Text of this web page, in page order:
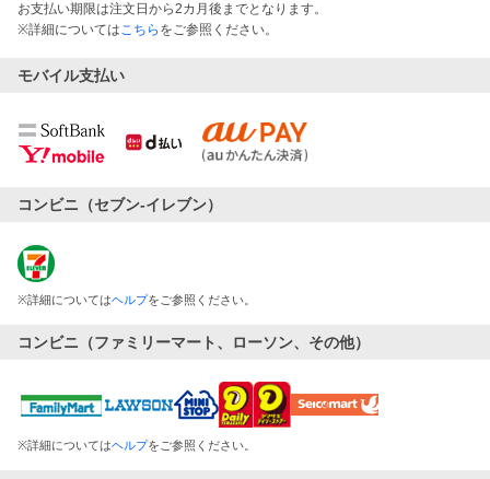
お支払い期限は注文日から2カ月後までとなります。
※詳細についてはこちら をご参照ください。
モバイル支払い
コンビニ（セブン-イレブン）
※詳細についてはヘルプをご参照ください。
コンビニ（ファミリーマート、ローソン、その他）
※詳細についてはヘルプをご参照ください。